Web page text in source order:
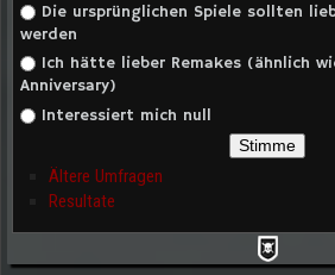
Die ursprünglichen Spiele sollten
werden
Ich hätte lieber Remakes (ähnlich
Anniversary)
Interessiert mich null
Ältere Umfragen
Resultate